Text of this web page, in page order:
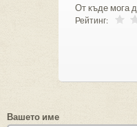
От къде мога
Рейтинг:
Вашето име